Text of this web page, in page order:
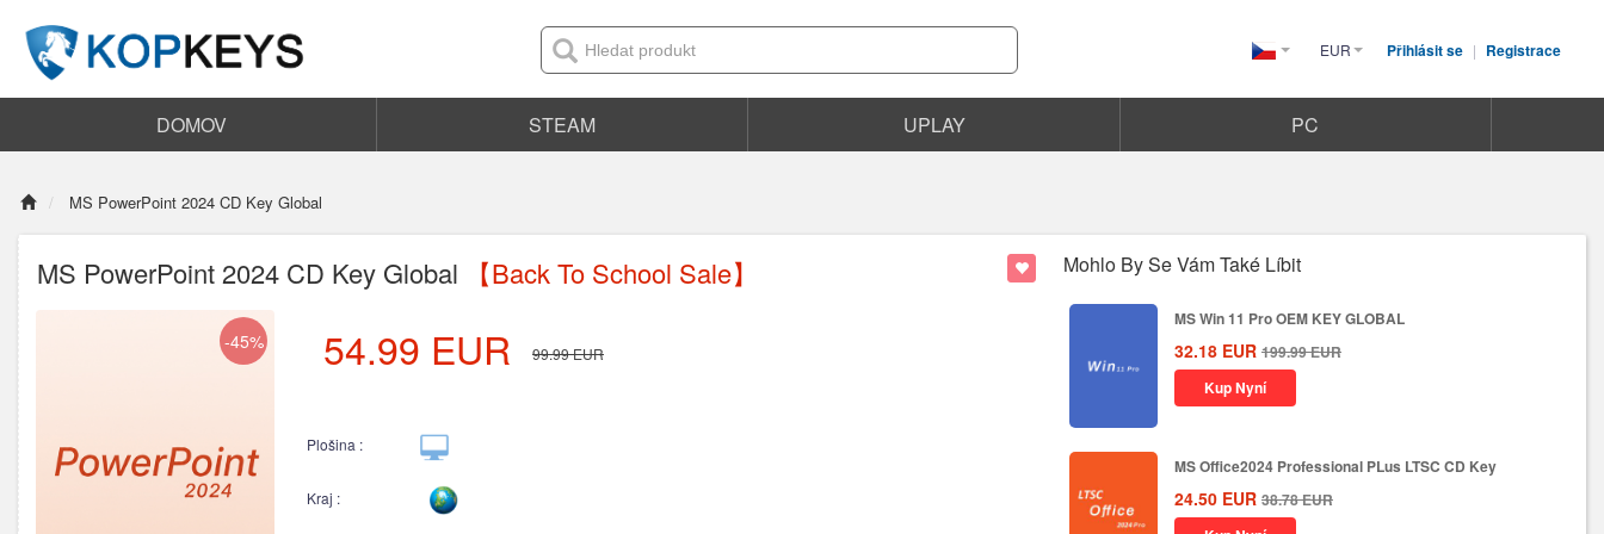
Czech(česká
EUR Přihlásit se | Registrace
DOMOV STEAM UPLAY PC
MS PowerPoint 2024 CD Key Global
MS PowerPoint 2024 CD Key Global 【Back To School Sale】
-45% 54.99 EUR 99.99EUR
Plošina :
Kraj :
Mohlo By Se Vám Také Líbit
MS Win 11 Pro OEM KEY GLOBAL
32.18 EUR 199.99EUR
Kup Nyní
MS Office2024 Professional PLus LTSC CD Key
24.50 EUR 38.78EUR